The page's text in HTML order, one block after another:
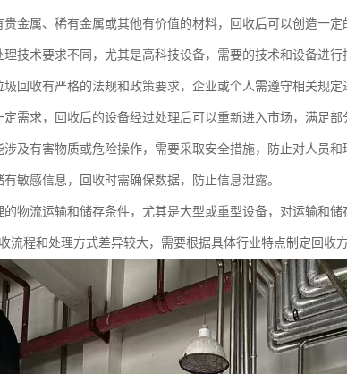
金属、稀有金属或其他有价值的材料，回收后可以创造一定
技术要求不同，尤其是高科技设备，需要的技术和设备进行
回收有严格的法规和政策要求，企业或个人需遵守相关规定
需求，回收后的设备经过处理后可以重新进入市场，满足部
及有害物质或危险操作，需要采取安全措施，防止对人员和
敏感信息，回收时需确保数据，防止信息泄露。
物流运输和储存条件，尤其是大型或重型设备，对运输和储
流程和处理方式差异较大，需要根据具体行业特点制定回收方